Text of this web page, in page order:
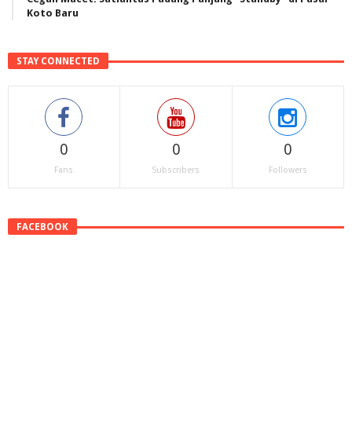
Koto Baru
STAY CONNECTED
0
Fans
0
Subscribers
0
Followers
FACEBOOK